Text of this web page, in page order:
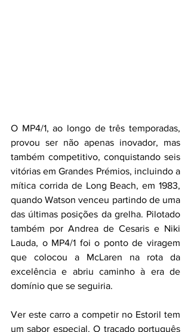
O MP4/1, ao longo de três temporadas,
provou ser não apenas inovador, mas
também competitivo, conquistando seis
vitórias em Grandes Prémios, incluindo a
mítica corrida de Long Beach, em 1983,
quando Watson venceu partindo de uma
das últimas posições da grelha. Pilotado
também por Andrea de Cesaris e Niki
Lauda, o MP4/1 foi o ponto de viragem
que colocou a McLaren na rota da
excelência e abriu caminho à era de
domínio que se seguiria.
Ver este carro a competir no Estoril tem
um sabor especial. O traçado português